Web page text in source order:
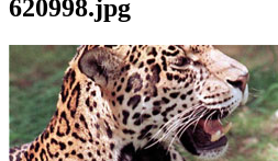
620998.jpg